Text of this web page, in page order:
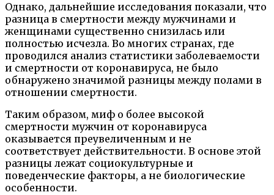
Однако, дальнейшие исследования показали, что
разница в смертности между мужчинами и
женщинами существенно снизилась или
полностью исчезла. Во многих странах, где
проводился анализ статистики заболеваемости
и смертности от коронавируса, не было
обнаружено значимой разницы между полами в
отношении смертности.
Таким образом, миф о более высокой
смертности мужчин от коронавируса
оказывается преувеличенным и не
соответствует действительности. В основе этой
разницы лежат социокультурные и
поведенческие факторы, а не биологические
особенности.